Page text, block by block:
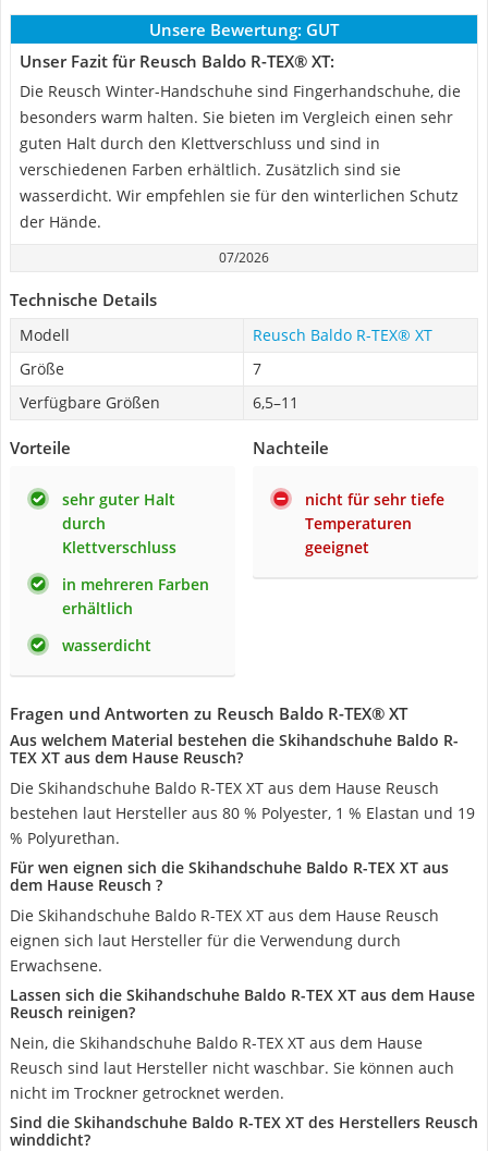
Unsere Bewertung: GUT
Unser Fazit für Reusch Baldo R-TEX® XT:
Die Reusch Winter-Handschuhe sind Fingerhandschuhe, die
besonders warm halten. Sie bieten im Vergleich einen sehr
guten Halt durch den Klettverschluss und sind in
verschiedenen Farben erhältlich. Zusätzlich sind sie
wasserdicht. Wir empfehlen sie für den winterlichen Schutz
der Hände.
07/2026
Technische Details
Modell
Reusch Baldo R-TEX® XT
Größe
7
Verfügbare Größen
6,5–11
Vorteile
sehr guter Halt
durch
Klettverschluss
in mehreren Farben
erhältlich
wasserdicht
Nachteile
nicht für sehr tiefe
Temperaturen
geeignet
Fragen und Antworten zu Reusch Baldo R-TEX® XT
Aus welchem Material bestehen die Skihandschuhe Baldo R-
TEX XT aus dem Hause Reusch?
Die Skihandschuhe Baldo R-TEX XT aus dem Hause Reusch
bestehen laut Hersteller aus 80 % Polyester, 1 % Elastan und 19
% Polyurethan.
Für wen eignen sich die Skihandschuhe Baldo R-TEX XT aus
dem Hause Reusch ?
Die Skihandschuhe Baldo R-TEX XT aus dem Hause Reusch
eignen sich laut Hersteller für die Verwendung durch
Erwachsene.
Lassen sich die Skihandschuhe Baldo R-TEX XT aus dem Hause
Reusch reinigen?
Nein, die Skihandschuhe Baldo R-TEX XT aus dem Hause
Reusch sind laut Hersteller nicht waschbar. Sie können auch
nicht im Trockner getrocknet werden.
Sind die Skihandschuhe Baldo R-TEX XT des Herstellers Reusch
winddicht?